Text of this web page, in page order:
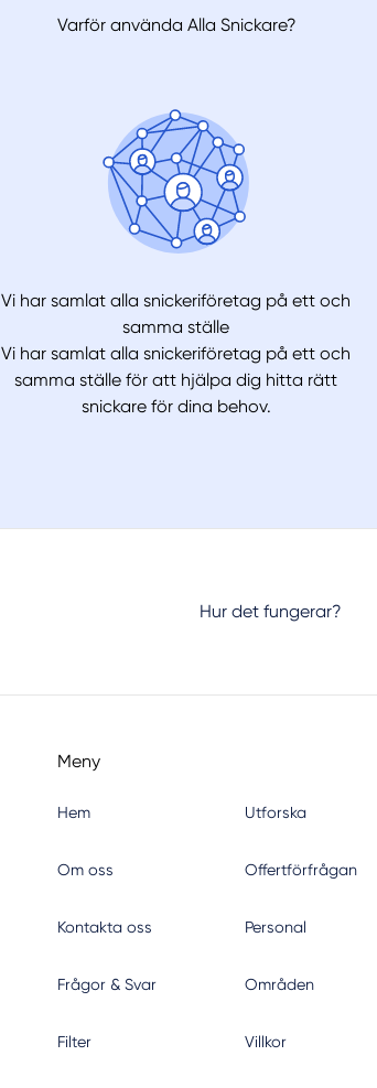
Varför använda Alla Snickare?
Vi har samlat alla snickeriföretag på ett och
samma ställe
Vi har samlat alla snickeriföretag på ett och
samma ställe för att hjälpa dig hitta rätt
snickare för dina behov.
Hur det fungerar?
Meny
Hem Utforska
Om oss Offertförfrågan
Kontakta oss Personal
Frågor & Svar Områden
Filter Villkor